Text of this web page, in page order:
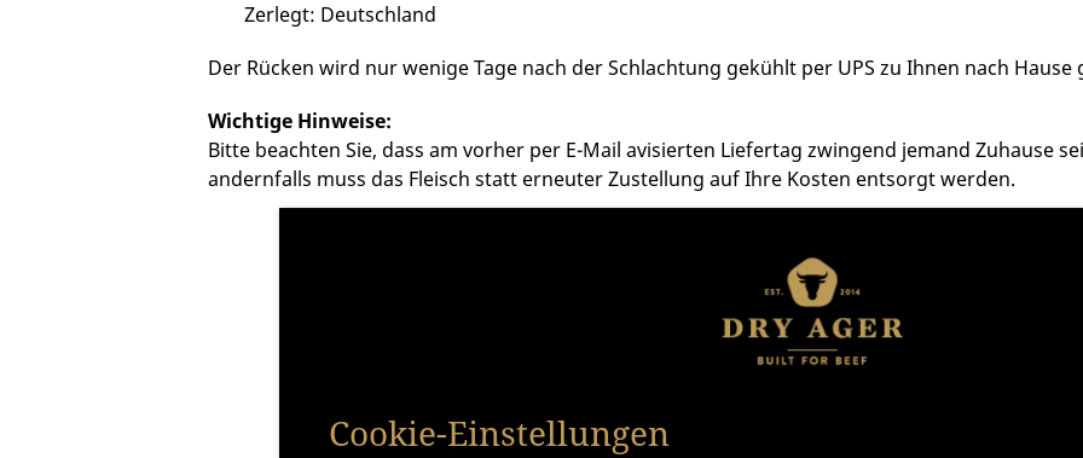
Zerlegt: Deutschland
Der Rücken wird nur wenige Tage nach der Schlachtung gekühlt per UPS zu Ihnen nach Hause
Wichtige Hinweise:
Bitte beachten Sie, dass am vorher per E-Mail avisierten Liefertag zwingend jemand Zuhause
andernfalls muss das Fleisch statt erneuter Zustellung auf Ihre Kosten entsorgt werden.
Passende Produkte
Cookie-Einstellungen